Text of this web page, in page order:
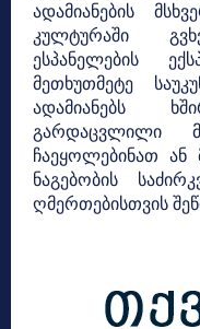
ადამიანების
კულტურაში
ესპანელების
მეთხუთმეტე
ადამიანებს
გარდაცვლილი
ჩაეყოლებინათ ან
ნაგებობის
ღმერთებისთვის